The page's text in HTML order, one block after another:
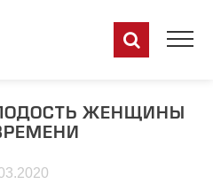
ЖЕНЩИНЫ